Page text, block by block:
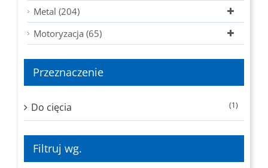
Metal (204)
Motoryzacja (65)
Przeznaczenie
Do cięcia (1)
Filtruj wg.